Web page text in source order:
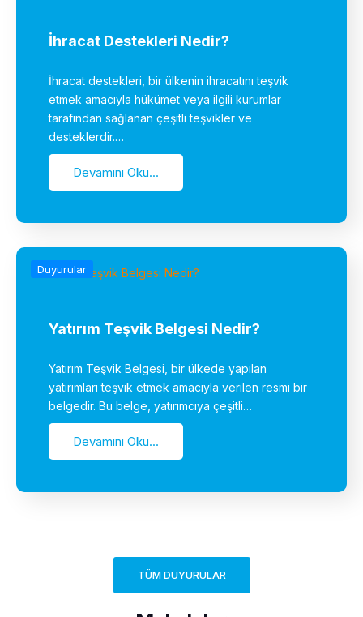
İhracat Destekleri Nedir?
İhracat destekleri, bir ülkenin ihracatını teşvik
etmek amacıyla hükümet veya ilgili kurumlar
tarafından sağlanan çeşitli teşvikler ve
desteklerdir.…
Devamını Oku...
Duyurular
Yatırım Teşvik Belgesi Nedir?
Yatırım Teşvik Belgesi, bir ülkede yapılan
yatırımları teşvik etmek amacıyla verilen resmi bir
belgedir. Bu belge, yatırımcıya çeşitli…
Devamını Oku...
TÜM DUYURULAR